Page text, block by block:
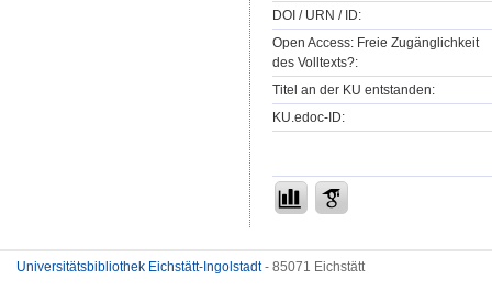
DOI / URN / ID:
Open Access: Freie Zugänglichkeit
des Volltexts?:
Titel an der KU entstanden:
KU.edoc-ID:
Universitätsbibliothek Eichstätt-Ingolstadt- 85071 Eichstätt